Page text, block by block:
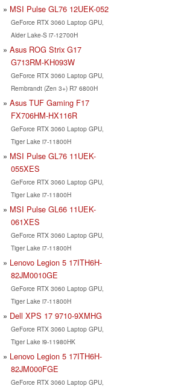
MSI Pulse GL76 12UEK-052
GeForce RTX 3060 Laptop GPU,
Alder Lake-S i7-12700H
Asus ROG Strix G17
G713RM-KH093W
GeForce RTX 3060 Laptop GPU,
Rembrandt (Zen 3+) R7 6800H
Asus TUF Gaming F17
FX706HM-HX116R
GeForce RTX 3060 Laptop GPU,
Tiger Lake i7-11800H
MSI Pulse GL76 11UEK-
055XES
GeForce RTX 3060 Laptop GPU,
Tiger Lake i7-11800H
MSI Pulse GL66 11UEK-
061XES
GeForce RTX 3060 Laptop GPU,
Tiger Lake i7-11800H
Lenovo Legion 5 17ITH6H-
82JM0010GE
GeForce RTX 3060 Laptop GPU,
Tiger Lake i7-11800H
Dell XPS 17 9710-9XMHG
GeForce RTX 3060 Laptop GPU,
Tiger Lake i9-11980HK
Lenovo Legion 5 17ITH6H-
82JM000FGE
GeForce RTX 3060 Laptop GPU,